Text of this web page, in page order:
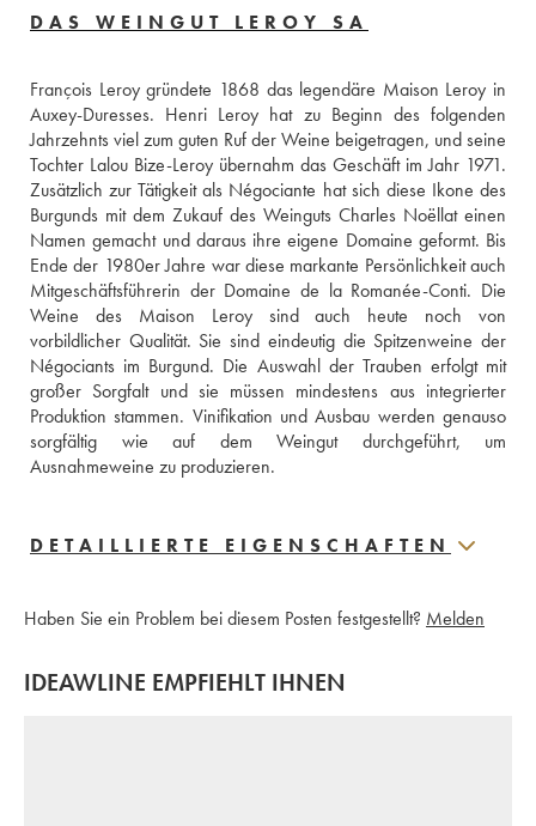
DAS WEINGUT LEROY SA
François Leroy gründete 1868 das legendäre Maison Leroy in
Auxey-Duresses. Henri Leroy hat zu Beginn des folgenden
Jahrzehnts viel zum guten Ruf der Weine beigetragen, und seine
Tochter Lalou Bize-Leroy übernahm das Geschäft im Jahr 1971.
Zusätzlich zur Tätigkeit als Négociante hat sich diese Ikone des
Burgunds mit dem Zukauf des Weinguts Charles Noëllat einen
Namen gemacht und daraus ihre eigene Domaine geformt. Bis
Ende der 1980er Jahre war diese markante Persönlichkeit auch
Mitgeschäftsführerin der Domaine de la Romanée-Conti. Die
Weine des Maison Leroy sind auch heute noch von
vorbildlicher Qualität. Sie sind eindeutig die Spitzenweine der
Négociants im Burgund. Die Auswahl der Trauben erfolgt mit
großer Sorgfalt und sie müssen mindestens aus integrierter
Produktion stammen. Vinifikation und Ausbau werden genauso
sorgfältig wie auf dem Weingut durchgeführt, um
Ausnahmeweine zu produzieren.
DETAILLIERTE EIGENSCHAFTEN
Haben Sie ein Problem bei diesem Posten festgestellt? Melden
IDEAWLINE EMPFIEHLT IHNEN